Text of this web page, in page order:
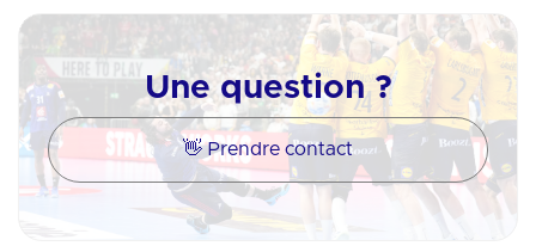
Une question ?
👋 Prendre contact